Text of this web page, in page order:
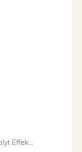
Effek...